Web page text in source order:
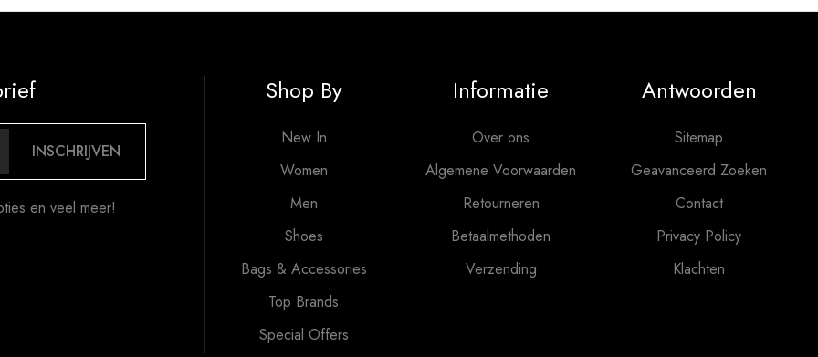
INSCHRIJVEN
en veel meer!
Shop By
New In
Women
Men
Shoes
Bags & Accessories
Top Brands
Special Offers
Informatie
Over ons
Algemene Voorwaarden
Retourneren
Betaalmethoden
Verzending
Antwoorden
Sitemap
Geavanceerd Zoeken
Contact
Privacy Policy
Klachten